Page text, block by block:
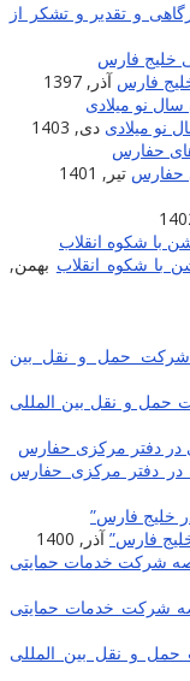
و تقدیر و تشکر از
فارس آذر, 1397
نو میلادی دی, 1403
حفارس تیر, 1401
با شکوه انقلاب بهمن,
حمل و نقل بین المللی
در دفتر مرکزی حفارس
فارس” آذر, 1400
شرکت خدمات حمایتی